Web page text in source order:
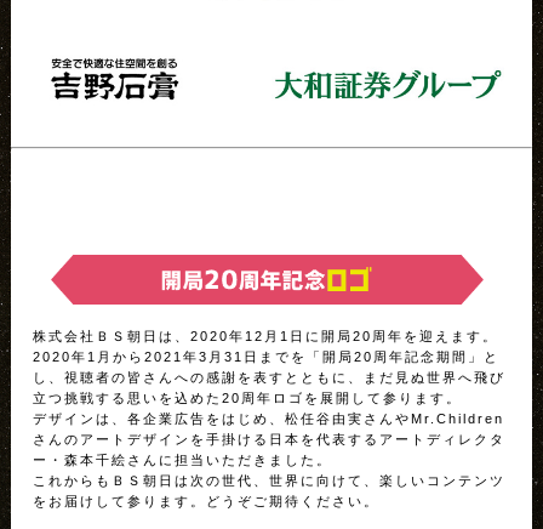
株式会社ＢＳ朝日は、2020年12月1日に開局20周年を迎えます。
2020年1月から2021年3月31日までを「開局20周年記念期間」と
し、視聴者の皆さんへの感謝を表すとともに、まだ見ぬ世界へ飛び
立つ挑戦する思いを込めた20周年ロゴを展開して参ります。
デザインは、各企業広告をはじめ、松任谷由実さんやMr.Children
さんのアートデザインを手掛ける日本を代表するアートディレクタ
ー・森本千絵さんに担当いただきました。
これからもＢＳ朝日は次の世代、世界に向けて、楽しいコンテンツ
をお届けして参ります。どうぞご期待ください。